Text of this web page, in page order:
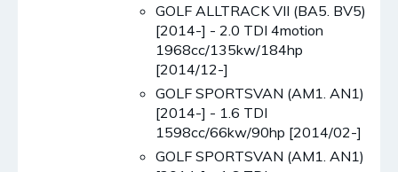
GOLF ALLTRACK VII (BA5. BV5)
[2014-] - 2.0 TDI 4motion
1968cc/135kw/184hp
[2014/12-]
GOLF SPORTSVAN (AM1. AN1)
[2014-] - 1.6 TDI
1598cc/66kw/90hp [2014/02-]
GOLF SPORTSVAN (AM1. AN1)